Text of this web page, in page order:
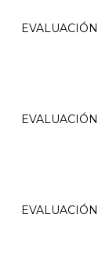
EVALUACIÓN
EVALUACIÓN
EVALUACIÓN